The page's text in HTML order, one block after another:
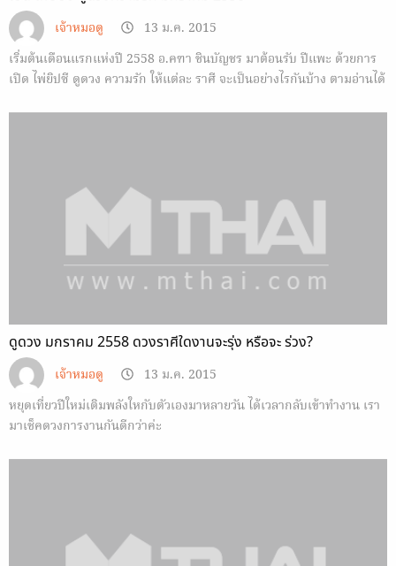
เจ้าหมอดู
13 ม.ค. 2015
เริ่มต้นเดือนแรกแห่งปี 2558 อ.คฑา ชินบัญชร มาต้อนรับ ปีแพะ ด้วยการ
เปิด ไพ่ยิปซี ดูดวง ความรัก ให้แต่ละ ราศี จะเป็นอย่างไรกันบ้าง ตามอ่านได้
ดูดวง มกราคม 2558 ดวงราศีใดงานจะรุ่ง หรือจะ ร่วง?
เจ้าหมอดู
13 ม.ค. 2015
หยุดเที่ยวปีใหม่เติมพลังใหกับตัวเองมาหลายวัน ได้เวลากลับเข้าทำงาน เรา
มาเช็คดวงการงานกันดีกว่าค่ะ